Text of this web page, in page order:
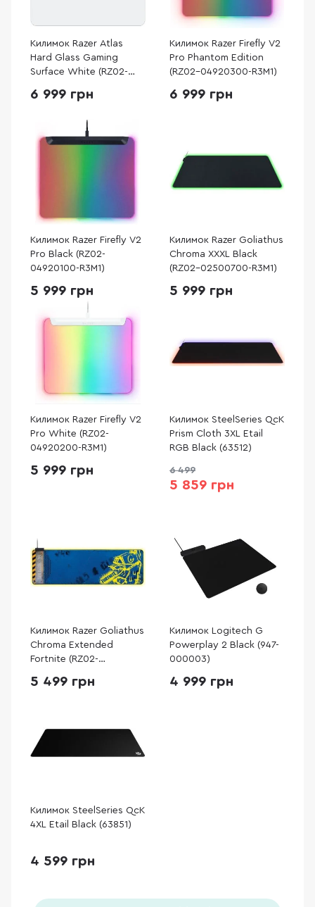
Килимок Razer Atlas
Hard Glass Gaming
Surface White (RZ02-
6 999 грн
Килимок Razer Firefly V2
Pro Phantom Edition
(RZ02-04920300-R3M1)
6 999 грн
Килимок Razer Firefly V2
Pro Black (RZ02-
04920100-R3M1)
5 999 грн
Килимок Razer Goliathus
Chroma XXXL Black
(RZ02-02500700-R3M1)
5 999 грн
Килимок Razer Firefly V2
Pro White (RZ02-
04920200-R3M1)
5 999 грн
Килимок SteelSeries QcK
Prism Cloth 3XL Etail
RGB Black (63512)
6 499
5 859 грн
Килимок Razer Goliathus
Chroma Extended
Fortnite (RZ02-
5 499 грн
Килимок Logitech G
Powerplay 2 Black (947-
000003)
4 999 грн
Килимок SteelSeries QcK
4XL Etail Black (63851)
4 599 грн